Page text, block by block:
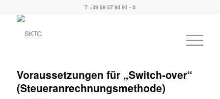
T +49 89 57 94 91 - 0
Voraussetzungen für „Switch-over“
(Steueranrechnungsmethode)